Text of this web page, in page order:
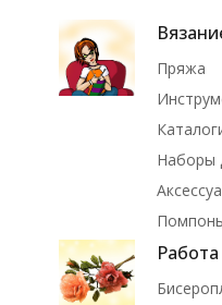
Пряжа
Наборы